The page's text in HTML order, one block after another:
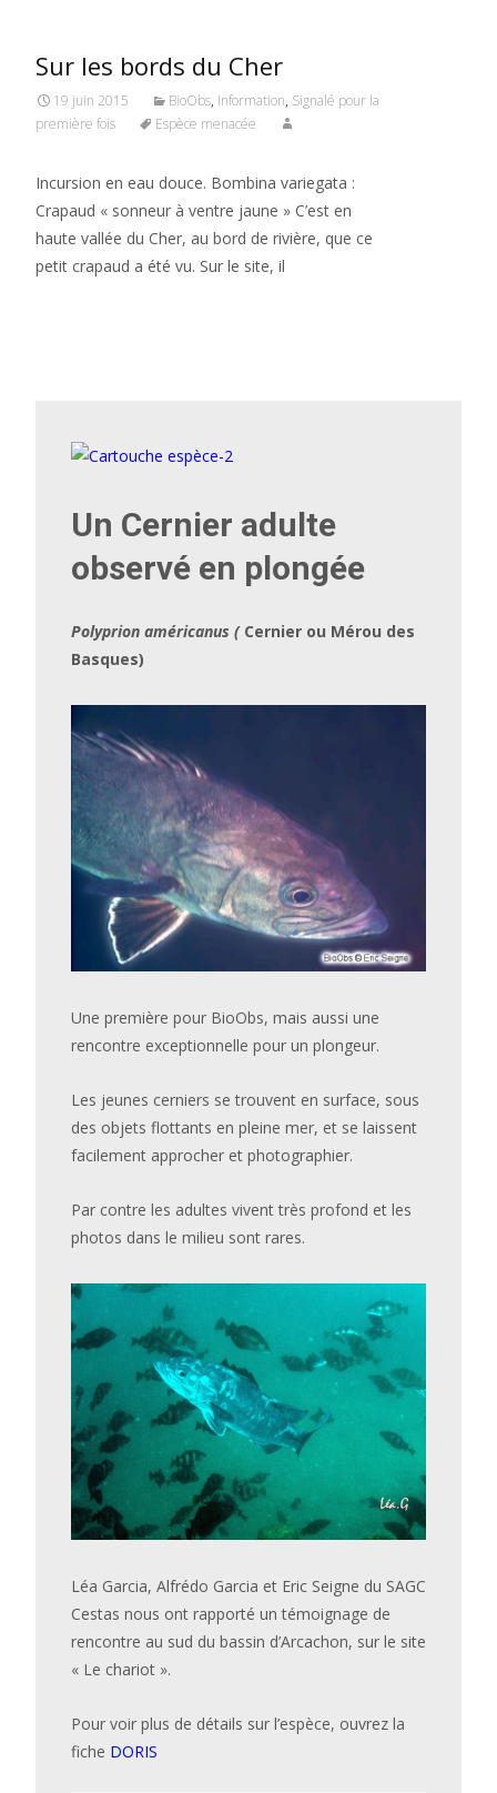
Sur les bords du Cher
19 juin 2015 BioObs, Information, Signalé pour la
première fois
Espèce menacée
Incursion en eau douce. Bombina variegata :
Crapaud « sonneur à ventre jaune » C’est en
haute vallée du Cher, au bord de rivière, que ce
petit crapaud a été vu. Sur le site, il
Un Cernier adulte
observé en plongée
Polyprion américanus ( Cernier ou Mérou des
Basques)
Une première pour BioObs, mais aussi une
rencontre exceptionnelle pour un plongeur.
Les jeunes cerniers se trouvent en surface, sous
des objets flottants en pleine mer, et se laissent
facilement approcher et photographier.
Par contre les adultes vivent très profond et les
photos dans le milieu sont rares.
Léa Garcia, Alfrédo Garcia et Eric Seigne du SAGC
Cestas nous ont rapporté un témoignage de
rencontre au sud du bassin d’Arcachon, sur le site
« Le chariot ».
Pour voir plus de détails sur l’espèce, ouvrez la
fiche DORIS